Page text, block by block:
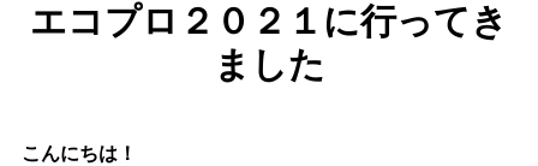
エコプロ２０２１に行ってき
ました
こんにちは！